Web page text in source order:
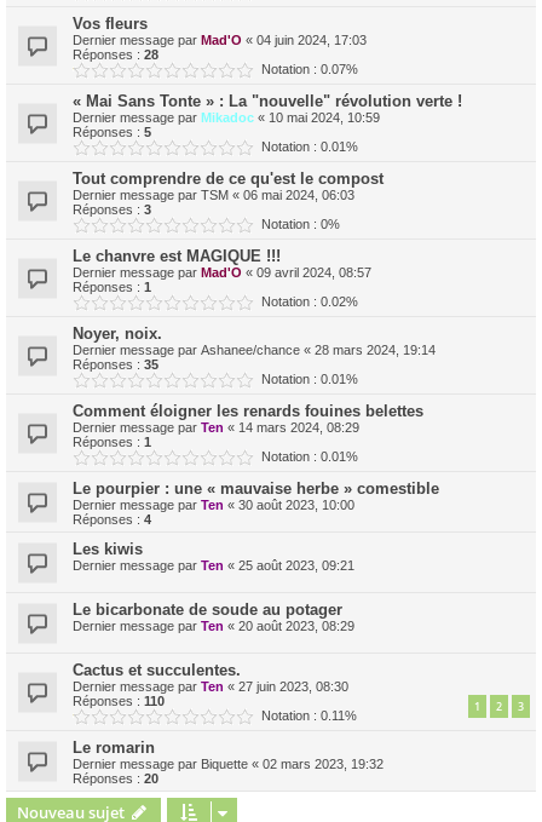
Vos fleurs
Dernier message par Mad'O « 04 juin 2024, 17:03
Réponses : 28
Notation : 0.07%
« Mai Sans Tonte » : La "nouvelle" révolution verte !
Dernier message par Mikadoc « 10 mai 2024, 10:59
Réponses : 5
Notation : 0.01%
Tout comprendre de ce qu'est le compost
Dernier message par TSM « 06 mai 2024, 06:03
Réponses : 3
Notation : 0%
Le chanvre est MAGIQUE !!!
Dernier message par Mad'O « 09 avril 2024, 08:57
Réponses : 1
Notation : 0.02%
Noyer, noix.
Dernier message par Ashanee/chance « 28 mars 2024, 19:14
Réponses : 35
Notation : 0.01%
Comment éloigner les renards fouines belettes
Dernier message par Ten « 14 mars 2024, 08:29
Réponses : 1
Notation : 0.01%
Le pourpier : une « mauvaise herbe » comestible
Dernier message par Ten « 30 août 2023, 10:00
Réponses : 4
Les kiwis
Dernier message par Ten « 25 août 2023, 09:21
Le bicarbonate de soude au potager
Dernier message par Ten « 20 août 2023, 08:29
Cactus et succulentes.
Dernier message par Ten « 27 juin 2023, 08:30
Réponses : 110 1 2 3
Notation : 0.11%
Le romarin
Dernier message par Biquette « 02 mars 2023, 19:32
Réponses : 20
Nouveau sujet